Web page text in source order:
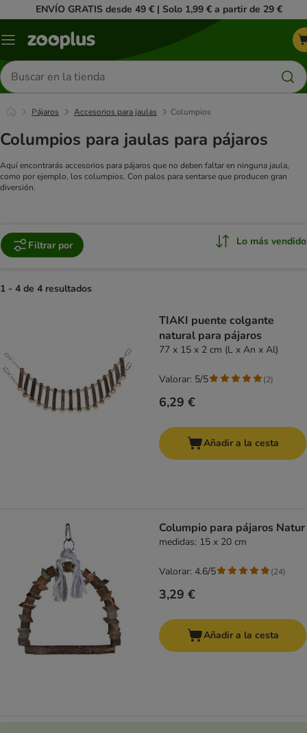
ENVÍO GRATIS desde 49 € | Solo 1,99 € a partir de 29 €
Menú
Buscar
productos
Pájaros Accesorios para jaulas Columpios
Columpios para jaulas para pájaros
Aquí encontrarás accesorios para pájaros que no deben faltar en ninguna jaula,
como por ejemplo, los columpios. Con palos para sentarse que producen gran
diversión.
Filtrar por Lo más vendido
1 - 4 de 4 resultados
TIAKI puente colgante
natural para pájaros
77 x 15 x 2 cm (L x An x Al)
6,29 €
Valorar: 5/5 (2)
Añadir a la cesta
Columpio para pájaros Natur
medidas: 15 x 20 cm
3,29 €
Valorar: 4.6/5 (24)
Añadir a la cesta